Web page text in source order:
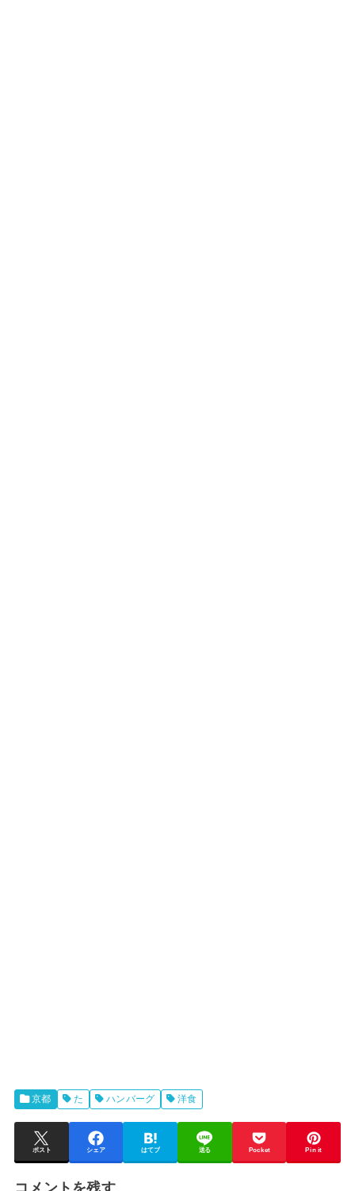
京都 た ハンバーグ 洋食
ポスト シェア はてブ 送る Pocket Pin it